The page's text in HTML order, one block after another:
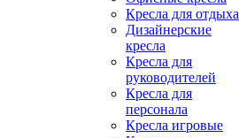
Кресла для отдыха
Дизайнерские
кресла
Кресла для
руководителей
Кресла для
персонала
Кресла игровые